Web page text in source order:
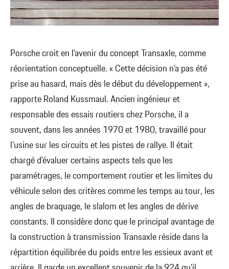
Porsche croit en l’avenir du concept Transaxle, comme
réorientation conceptuelle. « Cette décision n’a pas été
prise au hasard, mais dès le début du développement »,
rapporte Roland Kussmaul. Ancien ingénieur et
responsable des essais routiers chez Porsche, il a
souvent, dans les années 1970 et 1980, travaillé pour
l’usine sur les circuits et les pistes de rallye. Il était
chargé d’évaluer certains aspects tels que les
paramétrages, le comportement routier et les limites du
véhicule selon des critères comme les temps au tour, les
angles de braquage, le slalom et les angles de dérive
constants. Il considère donc que le principal avantage de
la construction à transmission Transaxle réside dans la
répartition équilibrée du poids entre les essieux avant et